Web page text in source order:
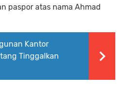
paspor atas nama Ahmad
Kantor
Tinggalkan